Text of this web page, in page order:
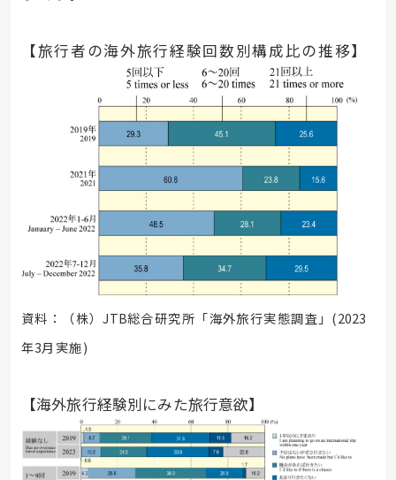
【旅行者の海外旅行経験回数別構成比の推移】
資料：（株）JTB総合研究所「海外旅行実態調査」 (2023
年3月実施)
【海外旅行経験別にみた旅行意欲】